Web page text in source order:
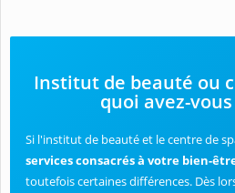
Institut de beauté ou
quoi avez-
Si l'institut de beauté et le centre de
services consacrés à votre bien-
toutefois certaines différences. Dès